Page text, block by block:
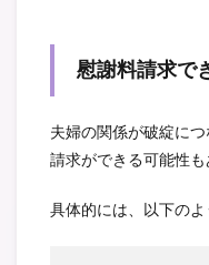
慰謝料請求で
夫婦の関係が破綻に
請求ができる可能性も
具体的には、以下のよ